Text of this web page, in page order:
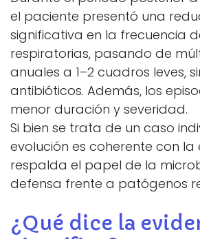
el paciente presentó una
significativa en la frecuencia
respiratorias, pasando de
anuales a 1–2 cuadros leves,
antibióticos. Además, los
menor duración y severidad.
Si bien se trata de un caso
evolución es coherente con la
respalda el papel de la
defensa frente a patógenos
¿Qué dice la